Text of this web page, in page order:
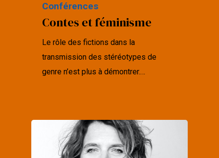
Conférences
Contes et féminisme
Le rôle des fictions dans la
transmission des stéréotypes de
genre n’est plus à démontrer.…